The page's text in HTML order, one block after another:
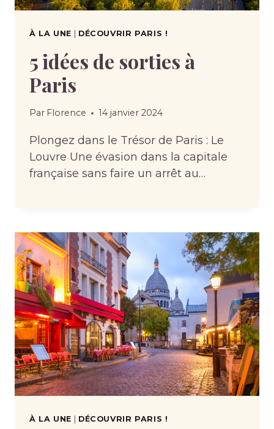
À LA UNE DÉCOUVRIR PARIS !
5 idées de sorties à
Paris
Par Florence 14 janvier 2024
Plongez dans le Trésor de Paris : Le
Louvre Une évasion dans la capitale
française sans faire un arrêt au…
À LA UNE DÉCOUVRIR PARIS !